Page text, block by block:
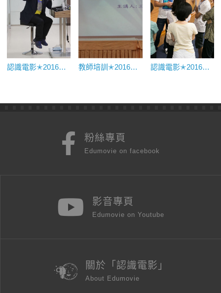
認識電影✭2016臺灣電影觀察 教師培訓✭2016教學實務分享 認識電影✭2016電影美學概論
粉絲專頁
Edumovie on facebook
影音專頁
Edumovie on Youtube
關於「認識電影」
About Edumovie